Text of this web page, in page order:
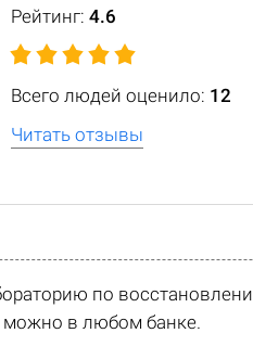
Рейтинг: 4.6
Всего людей оценило: 12
Читать отзывы
по
можно в любом банке.